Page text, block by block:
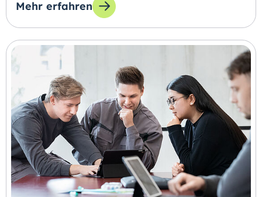
Mehr erfahren
zum Thema: Azubi-Übernahme mit Plan: